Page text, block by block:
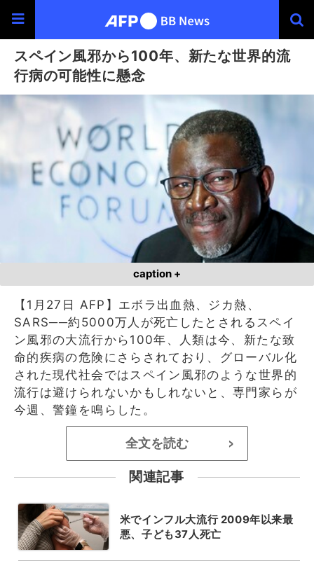
スペイン風邪から100年、新たな世界的流
行病の可能性に懸念
caption +
【1月27日 AFP】エボラ出血熱、ジカ熱、
SARS──約5000万人が死亡したとされるスペイ
ン風邪の大流行から100年、人類は今、新たな致
命的疾病の危険にさらされており、グローバル化
された現代社会ではスペイン風邪のような世界的
流行は避けられないかもしれないと、専門家らが
今週、警鐘を鳴らした。
全文を読む >
関連記事
米でインフル大流行 2009年以来最
悪、子ども37人死亡